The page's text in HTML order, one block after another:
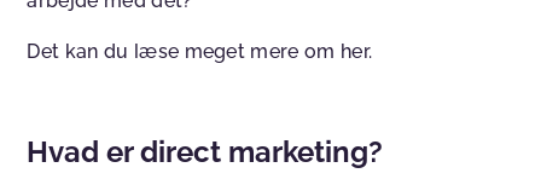
Det kan du læse meget mere om her.
Hvad er direct marketing?